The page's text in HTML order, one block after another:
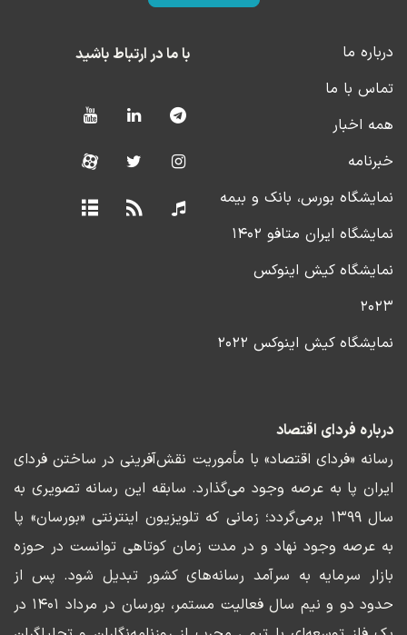
درباره ما
تماس با ما
همه اخبار
خبرنامه
نمایشگاه بورس، بانک و بیمه
نمایشگاه ایران متافو ۱۴۰۲
نمایشگاه کیش اینوکس
۲۰۲۳
نمایشگاه کیش اینوکس ۲۰۲۲
با ما در ارتباط باشید
درباره فردای اقتصاد
رسانه «فردای اقتصاد» با مأموریت نقش‌آفرینی در ساختن فردای
ایران پا به عرصه وجود می‌گذارد. سابقه این رسانه تصویری به
سال ۱۳۹۹ برمی‌گردد؛ زمانی که تلویزیون اینترنتی «بورسان» پا
به عرصه وجود نهاد و در مدت زمان کوتاهی توانست در حوزه
بازار سرمایه به سرآمد رسانه‌های کشور تبدیل شود. پس از
حدود دو و نیم سال فعالیت مستمر، بورسان در مرداد ۱۴۰۱ در